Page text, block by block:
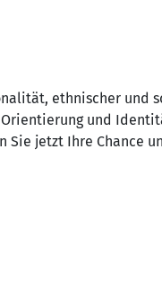
ethnischer und
und
Sie jetzt Ihre Chance